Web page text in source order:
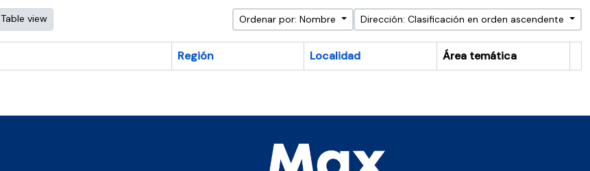
Table view Ordenar por: Nombre Dirección: Clasificación en orden ascendente
Región Localidad
Área temática